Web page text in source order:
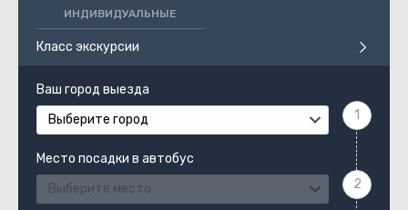
ИНДИВИДУАЛЬНЫЕ
Класс экскурсии
Ваш город выезда
Выберите город
Место посадки в автобус
Выберите место